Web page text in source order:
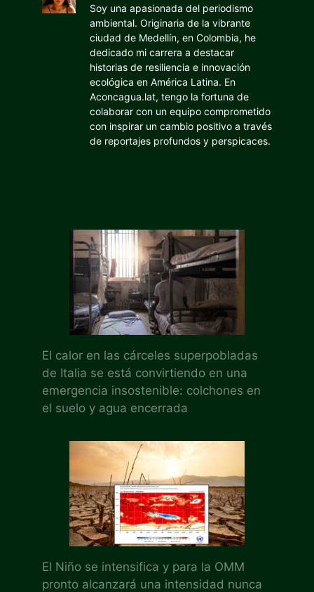
Soy una apasionada del periodismo
ambiental. Originaria de la vibrante
ciudad de Medellín, en Colombia, he
dedicado mi carrera a destacar
historias de resiliencia e innovación
ecológica en América Latina. En
Aconcagua.lat, tengo la fortuna de
colaborar con un equipo comprometido
con inspirar un cambio positivo a través
de reportajes profundos y perspicaces.
El calor en las cárceles superpobladas
de Italia se está convirtiendo en una
emergencia insostenible: colchones en
el suelo y agua encerrada
El Niño se intensifica y para la OMM
pronto alcanzará una intensidad nunca